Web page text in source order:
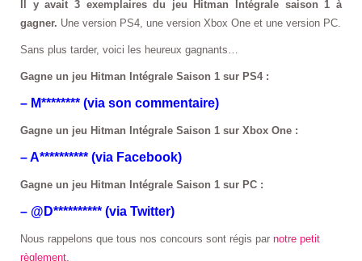
Il y avait 3 exemplaires du jeu Hitman Intégrale saison 1 à
gagner. Une version PS4, une version Xbox One et une version PC.
Sans plus tarder, voici les heureux gagnants…
Gagne un jeu Hitman Intégrale Saison 1 sur PS4 :
– M******** (via son commentaire)
Gagne un jeu Hitman Intégrale Saison 1 sur Xbox One :
– A********** (via Facebook)
Gagne un jeu Hitman Intégrale Saison 1 sur PC :
– @D********** (via Twitter)
Nous rappelons que tous nos concours sont régis par notre petit
règlement